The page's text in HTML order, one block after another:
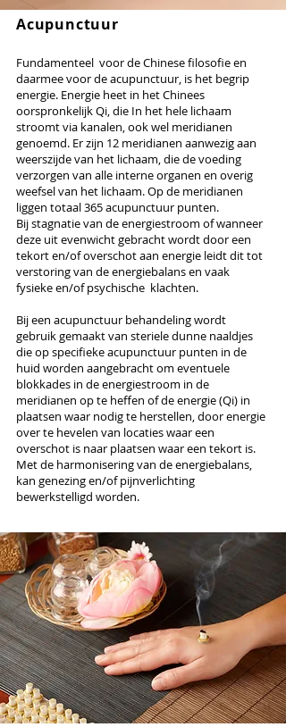
Acupunctuur
Fundamenteel voor de Chinese filosofie en
daarmee voor de acupunctuur, is het begrip
energie. Energie heet in het Chinees
oorspronkelijk Qi, die In het hele lichaam
stroomt via kanalen, ook wel meridianen
genoemd. Er zijn 12 meridianen aanwezig aan
weerszijde van het lichaam, die de voeding
verzorgen van alle interne organen en overig
weefsel van het lichaam. Op de meridianen
liggen totaal 365 acupunctuur punten.
Bij stagnatie van de energiestroom of wanneer
deze uit evenwicht gebracht wordt door een
tekort en/of overschot aan energie leidt dit tot
verstoring van de energiebalans en vaak
fysieke en/of psychische klachten.
Bij een acupunctuur behandeling wordt
gebruik gemaakt van steriele dunne naaldjes
die op specifieke acupunctuur punten in de
huid worden aangebracht om eventuele
blokkades in de energiestroom in de
meridianen op te heffen of de energie (Qi) in
plaatsen waar nodig te herstellen, door energie
over te hevelen van locaties waar een
overschot is naar plaatsen waar een tekort is.
Met de harmonisering van de energiebalans,
kan genezing en/of pijnverlichting
bewerkstelligd worden.